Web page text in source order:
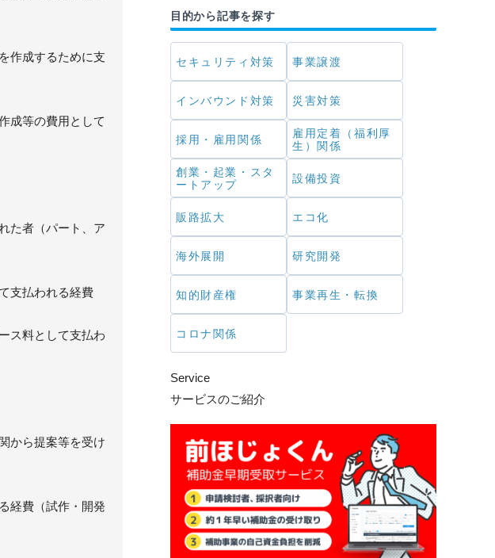
作成するために支
成等の費用として
た者（パート、ア
支払われる経費
ス料として支払わ
から提案等を受け
経費（試作・開発
目的から記事を探す
セキュリティ対策 事業譲渡
インバウンド対策 災害対策
採用・雇用関係
雇用定着（福利厚
生）関係
創業・起業・スタ
ートアップ
設備投資
販路拡大 エコ化
海外展開 研究開発
知的財産権 事業再生・転換
コロナ関係
Service
サービスのご紹介